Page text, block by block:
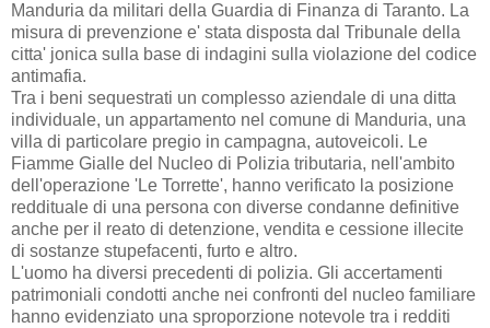
Manduria da militari della Guardia di Finanza di Taranto. La
misura di prevenzione e' stata disposta dal Tribunale della
citta' jonica sulla base di indagini sulla violazione del codice
antimafia.
Tra i beni sequestrati un complesso aziendale di una ditta
individuale, un appartamento nel comune di Manduria, una
villa di particolare pregio in campagna, autoveicoli. Le
Fiamme Gialle del Nucleo di Polizia tributaria, nell'ambito
dell'operazione 'Le Torrette', hanno verificato la posizione
reddituale di una persona con diverse condanne definitive
anche per il reato di detenzione, vendita e cessione illecite
di sostanze stupefacenti, furto e altro.
L'uomo ha diversi precedenti di polizia. Gli accertamenti
patrimoniali condotti anche nei confronti del nucleo familiare
hanno evidenziato una sproporzione notevole tra i redditi